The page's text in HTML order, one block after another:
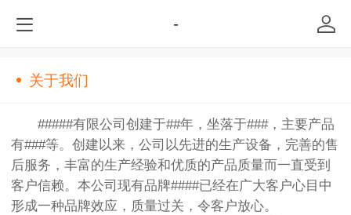
-
关于我们
#####有限公司创建于##年，坐落于###，主要产品
有###等。创建以来，公司以先进的生产设备，完善的售
后服务，丰富的生产经验和优质的产品质量而一直受到
客户信赖。本公司现有品牌####已经在广大客户心目中
形成一种品牌效应，质量过关，令客户放心。